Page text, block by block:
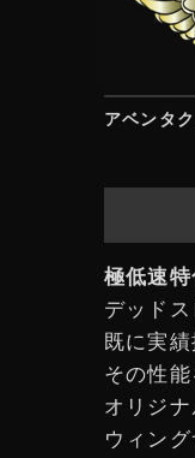
アベンタ
極低速
デッド
既に実
その性
オリジ
ウィン